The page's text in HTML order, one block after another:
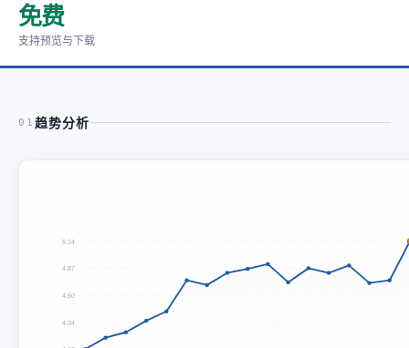
免费
支持预览与下载
01 趋势分析
5.14
4.87
4.60
4.34